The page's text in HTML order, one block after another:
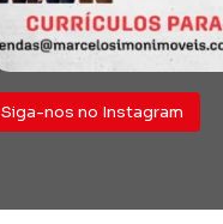
Siga-nos no Instagram